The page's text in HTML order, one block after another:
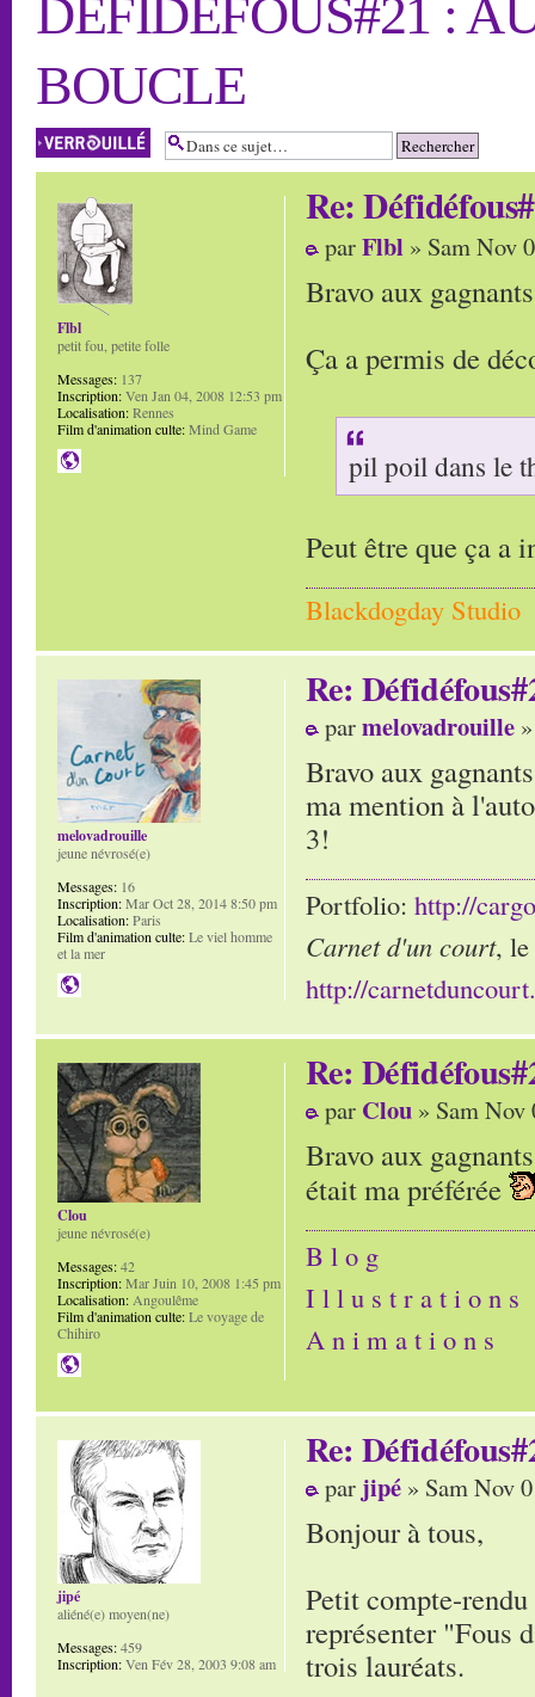
DÉFIDÉFOUS#21 :
BOUCLE
Sujet verrouillé
Re:
parFlbl » Sam Nov
Bravo aux
Ça a permis de
pil poil dans le
Peut être que ça a
Blackdogday Studio
Flbl
petit fou, petite folle
Messages: 137
Inscription:Ven Jan 04, 2008 12:53 pm
Localisation:Rennes
Film d'animation culte:Mind Game
Re:
parmelovadrouille
Bravo aux
ma mention à
3!
Portfolio: http://
Carnet d'un court,
http://
melovadrouille
jeune névrosé(e)
Messages: 16
Inscription:Mar Oct 28, 2014 8:50 pm
Localisation:Paris
Film d'animation culte:Le viel homme
et la mer
Re:
par Clou » Sam Nov
Bravo aux
était ma préférée
B l o g
I l l u s t r a t i o n s
A n i m a t i o n s
Clou
jeune névrosé(e)
Messages:42
Inscription:Mar Juin 10, 2008 1:45 pm
Localisation: Angoulême
Film d'animation culte:Le voyage de
Chihiro
Re:
par jipé » Sam Nov
Bonjour à tous,
Petit compte-
représenter "Fous
trois lauréats.
jipé
aliéné(e) moyen(ne)
Messages:459
Inscription:Ven Fév 28, 2003 9:08 am